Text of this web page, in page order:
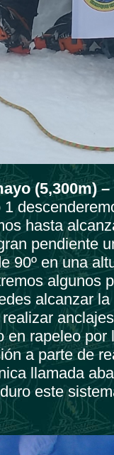
(5,300m)
hasta
pendiente
90º en una
alcanzar
en rapeleo
a parte de
llamada
este